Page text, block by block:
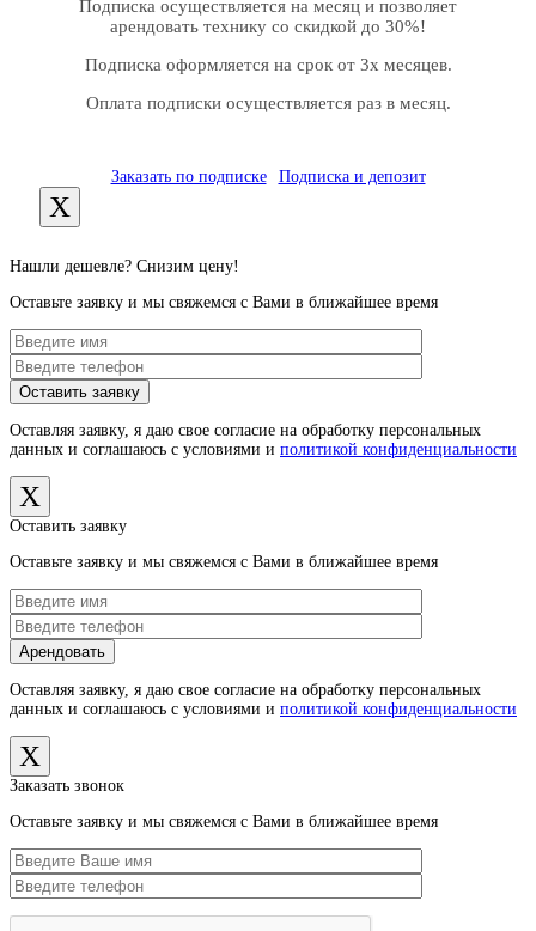
Подписка осуществляется на месяц и позволяет
арендовать технику со скидкой до 30%!
Подписка оформляется на срок от 3х месяцев.
Оплата подписки осуществляется раз в месяц.
Заказать по подписке Подписка и депозит
X
Нашли дешевле? Снизим цену!
Оставьте заявку и мы свяжемся с Вами в ближайшее время
Оставляя заявку, я даю свое согласие на обработку персональных
данных и соглашаюсь с условиями и политикой конфиденциальности
X
Оставить заявку
Оставьте заявку и мы свяжемся с Вами в ближайшее время
Оставляя заявку, я даю свое согласие на обработку персональных
данных и соглашаюсь с условиями и политикой конфиденциальности
X
Заказать звонок
Оставьте заявку и мы свяжемся с Вами в ближайшее время